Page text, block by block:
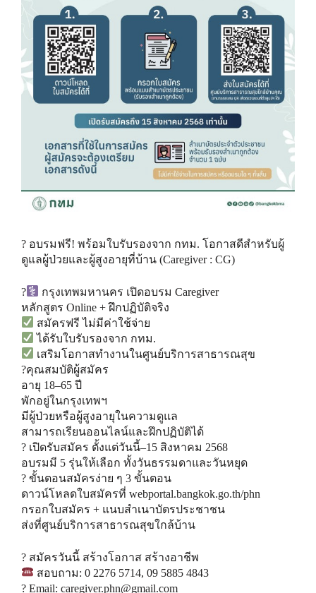
? อบรมฟรี! พร้อมใบรับรองจาก กทม. โอกาสดีสำหรับผู้
ดูแลผู้ป่วยและผู้สูงอายุที่บ้าน (Caregiver : CG)
?‍
กรุงเทพมหานคร เปิดอบรม Caregiver
หลักสูตร Online + ฝึกปฏิบัติจริง
สมัครฟรี ไม่มีค่าใช้จ่าย
ได้รับใบรับรองจาก กทม.
เสริมโอกาสทำงานในศูนย์บริการสาธารณสุข
?คุณสมบัติผู้สมัคร
อายุ 18–65 ปี
พักอยู่ในกรุงเทพฯ
มีผู้ป่วยหรือผู้สูงอายุในความดูแล
สามารถเรียนออนไลน์และฝึกปฏิบัติได้
? เปิดรับสมัคร ตั้งแต่วันนี้–15 สิงหาคม 2568
อบรมมี 5 รุ่นให้เลือก ทั้งวันธรรมดาและวันหยุด
? ขั้นตอนสมัครง่าย ๆ 3 ขั้นตอน
ดาวน์โหลดใบสมัครที่ webportal.bangkok.go.th/phn
กรอกใบสมัคร + แนบสำเนาบัตรประชาชน
ส่งที่ศูนย์บริการสาธารณสุขใกล้บ้าน
? สมัครวันนี้ สร้างโอกาส สร้างอาชีพ
สอบถาม: 0 2276 5714, 09 5885 4843
? Email: caregiver.phn@gmail.com